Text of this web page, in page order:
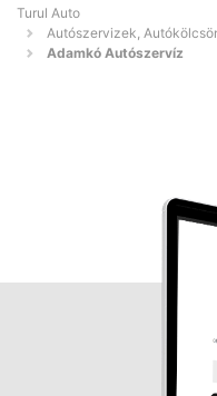
Turul Auto
Autószervizek,
Adamkó Autószervíz